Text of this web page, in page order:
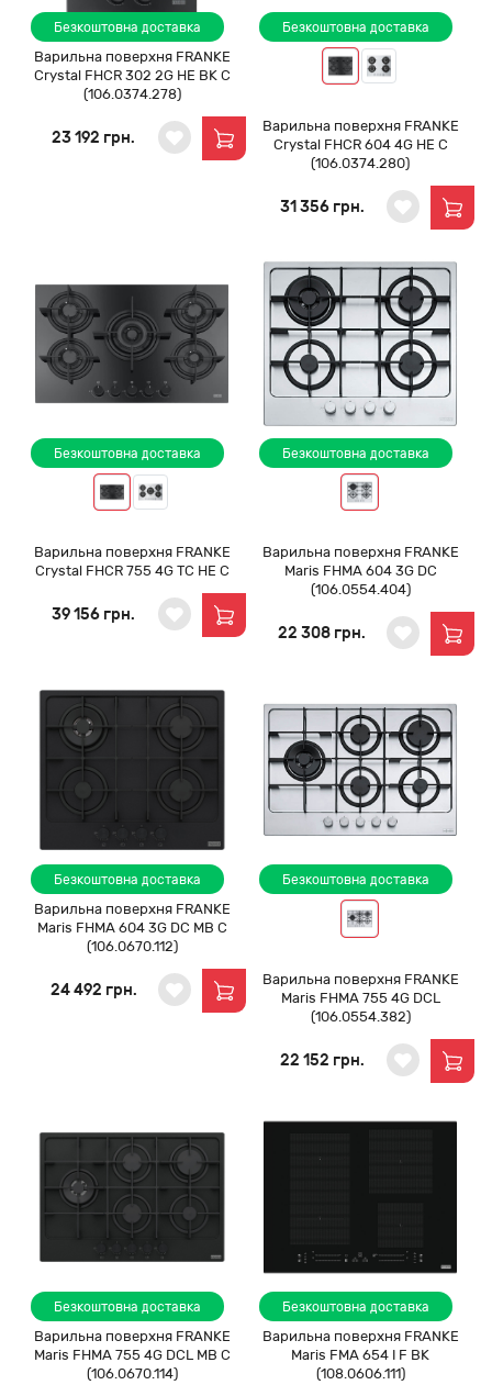
Безкоштовна доставка
Варильна поверхня FRANKE
Crystal FHCR 302 2G HE BK C
(106.0374.278)
23 192 грн.
Безкоштовна доставка
Варильна поверхня FRANKE
Crystal FHCR 604 4G HE C
(106.0374.280)
31 356 грн.
Безкоштовна доставка
Варильна поверхня FRANKE
Crystal FHCR 755 4G TC HE C
39 156 грн.
Безкоштовна доставка
Варильна поверхня FRANKE
Maris FHMA 604 3G DC
(106.0554.404)
22 308 грн.
Безкоштовна доставка
Варильна поверхня FRANKE
Maris FHMA 604 3G DC MB C
(106.0670.112)
24 492 грн.
Безкоштовна доставка
Варильна поверхня FRANKE
Maris FHMA 755 4G DCL
(106.0554.382)
22 152 грн.
Безкоштовна доставка
Варильна поверхня FRANKE
Maris FHMA 755 4G DCL MB C
(106.0670.114)
Безкоштовна доставка
Варильна поверхня FRANKE
Maris FMA 654 I F BK
(108.0606.111)